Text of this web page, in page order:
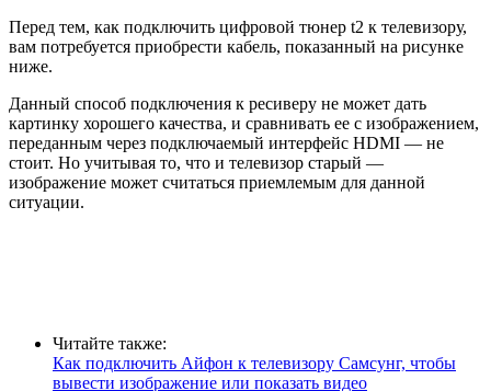
Перед тем, как подключить цифровой тюнер t2 к телевизору,
вам потребуется приобрести кабель, показанный на рисунке
ниже.
Данный способ подключения к ресиверу не может дать
картинку хорошего качества, и сравнивать ее с изображением,
переданным через подключаемый интерфейс HDMI — не
стоит. Но учитывая то, что и телевизор старый —
изображение может считаться приемлемым для данной
ситуации.
Читайте также:
Как подключить Айфон к телевизору Самсунг, чтобы
вывести изображение или показать видео